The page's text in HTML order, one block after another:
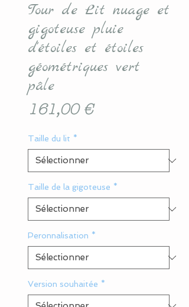
Tour de Lit nuage et
gigoteuse pluie
d'étoiles et étoiles
géométriques vert
pâle
161,00 €Prix
Taille du lit *
Taille de la gigoteuse *
Peronnalisation *
Version souhaitée *